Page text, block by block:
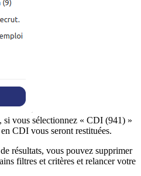
si vous sélectionnez « CDI (941) »
CDI vous seront restituées.
résultats, vous pouvez supprimer
filtres et critères et relancer votre